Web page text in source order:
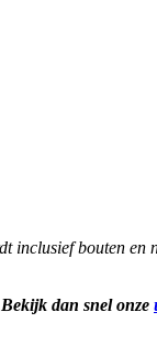
inclusief bouten en
dan snel onze